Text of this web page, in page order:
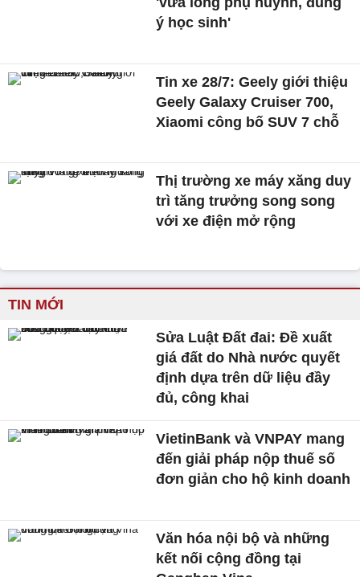
ý học sinh'
Tin xe 28/7: Geely giới thiệu
Geely Galaxy Cruiser 700,
Xiaomi công bố SUV 7 chỗ
Thị trường xe máy xăng duy
trì tăng trưởng song song
với xe điện mở rộng
TIN MỚI
Sửa Luật Đất đai: Đề xuất
giá đất do Nhà nước quyết
định dựa trên dữ liệu đầy
đủ, công khai
VietinBank và VNPAY mang
đến giải pháp nộp thuế số
đơn giản cho hộ kinh doanh
Văn hóa nội bộ và những
kết nối cộng đồng tại